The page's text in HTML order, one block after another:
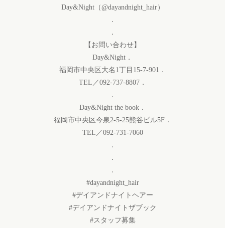
Day&Night（@dayandnight_hair）
．
．
【お問い合わせ】
Day&Night．
福岡市中央区大名1丁目15-7-901．
TEL／092-737-8807．
．
Day&Night the book．
福岡市中央区今泉2-5-25熊谷ビル5F．
TEL／092-731-7060
．
．
．
#dayandnight_hair
#デイアンドナイトヘアー
#デイアンドナイトザブック
#スタッフ募集